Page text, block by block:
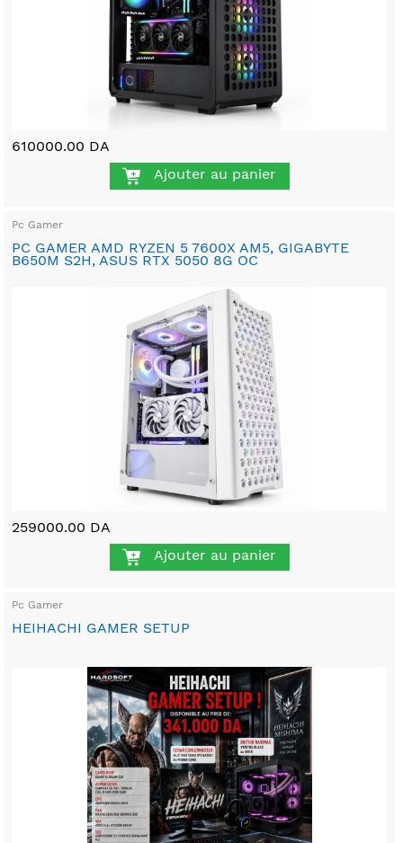
610000.00 DA
Ajouter au panier
Pc Gamer
PC GAMER AMD RYZEN 5 7600X AM5, GIGABYTE
B650M S2H, ASUS RTX 5050 8G OC
259000.00 DA
Ajouter au panier
Pc Gamer
HEIHACHI GAMER SETUP